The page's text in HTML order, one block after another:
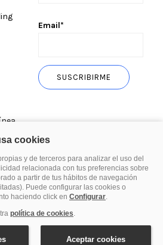
Email*
Todos los derechos reservados.